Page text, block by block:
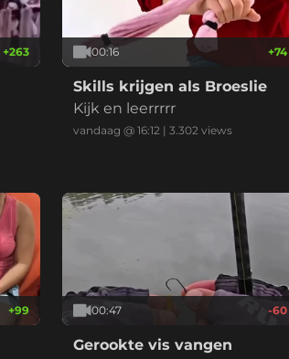
+263 00:16 +74
Skills krijgen als Broeslie
Kijk en leerrrrr
vandaag @ 16:12 | 3.302 views
+99 00:47 -60
Gerookte vis vangen